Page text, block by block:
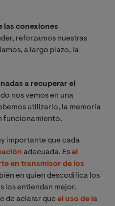
las conexiones
reforzamos nuestras
a largo plazo, la
a recuperar el
nos vemos en una
utilizarlo, la memoria
funcionamiento.
importante que cada
adecuada. Esel
en transmisor de los
en quien descodifica los
los entiendan mejor.
de aclarar queel uso de la